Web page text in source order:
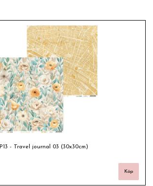
P13 - Travel journal 03 (30x30cm)